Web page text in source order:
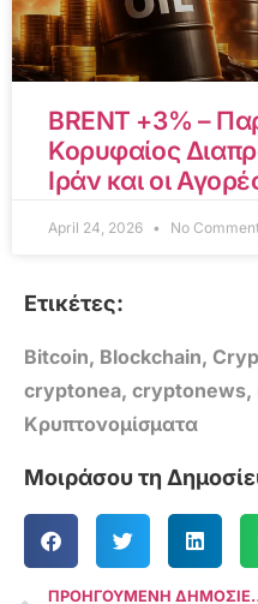
BRENT +3% –
Κορυφαίος
Ιράν και οι
April 24, 2026 No
Ετικέτες:
Bitcoin, Blockchain,
cryptonea, cryptonews,
Κρυπτονομίσματα
Μοιράσου τη